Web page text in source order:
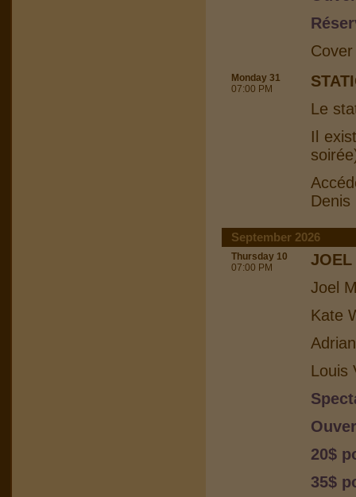
Monday 31
07:00 PM
Le
Il
Denis
September 2026
Thursday 10
07:00 PM
JOEL
Joel
Kate
Louis
20$
35$